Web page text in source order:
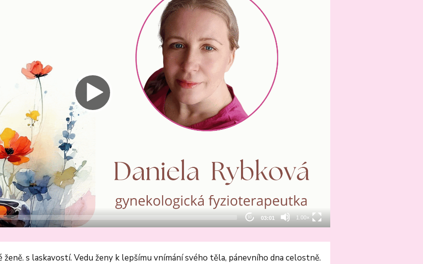
ženě. s laskavostí. Vedu ženy k lepšímu vnímání svého těla, pánevního dna celostně.